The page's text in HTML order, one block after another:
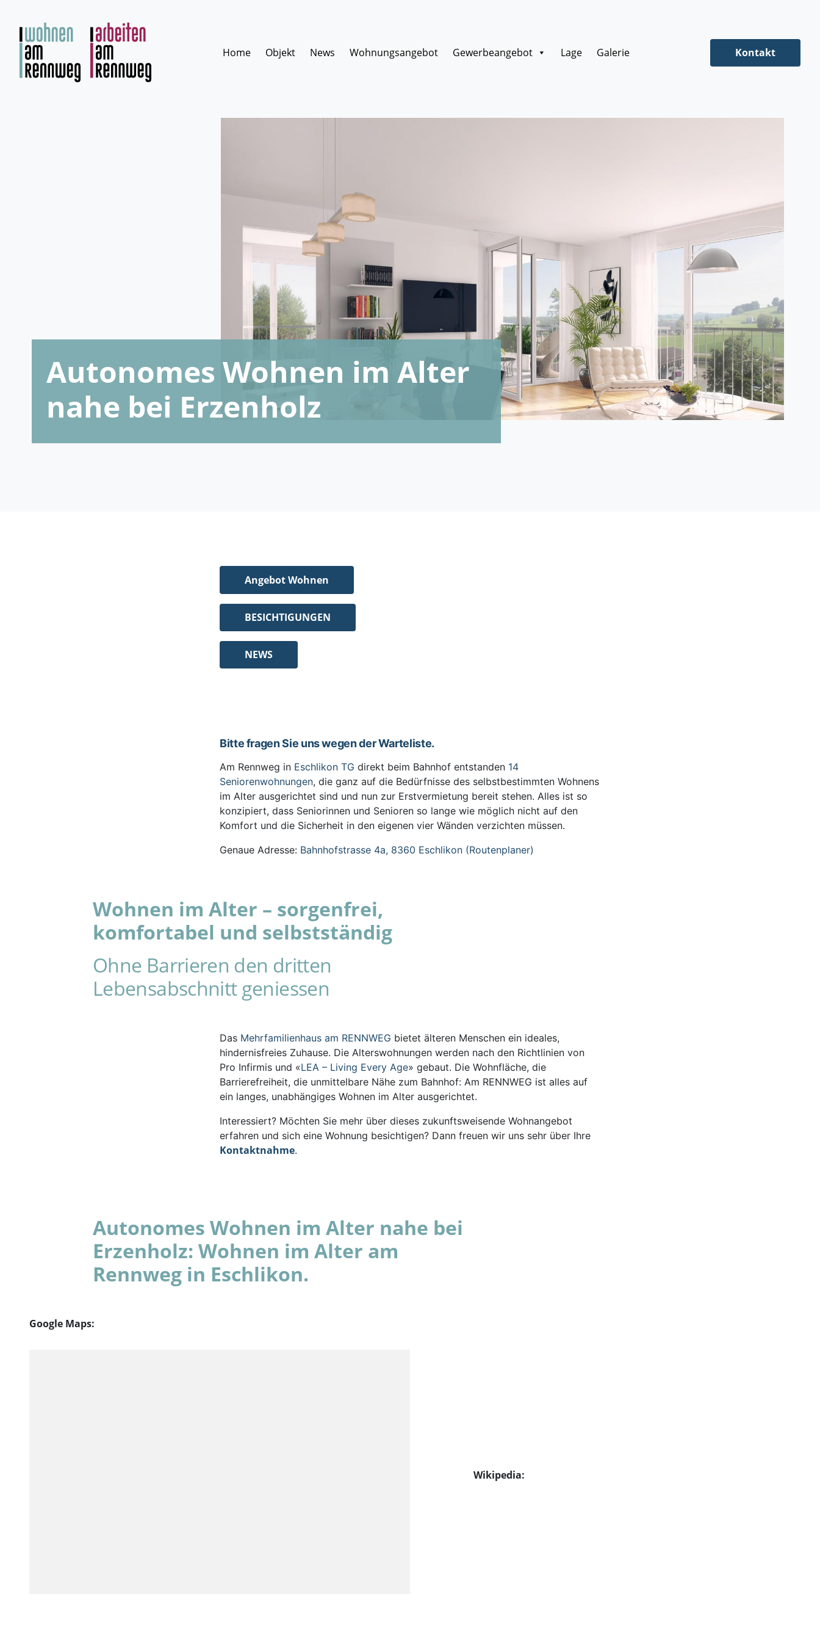
springen
Home
Objekt News Wohnungsangebot Gewerbeangebot Lage Galerie Kontakt
Autonomes Wohnen im Alter
nahe bei Erzenholz
Angebot Wohnen
BESICHTIGUNGEN
NEWS
Bitte fragen Sie uns wegen der Warteliste.
Am Rennweg in Eschlikon TG direkt beim Bahnhof entstanden 14
Seniorenwohnungen, die ganz auf die Bedürfnisse des selbstbestimmten Wohnens
im Alter ausgerichtet sind und nun zur Erstvermietung bereit stehen. Alles ist so
konzipiert, dass Seniorinnen und Senioren so lange wie möglich nicht auf den
Komfort und die Sicherheit in den eigenen vier Wänden verzichten müssen.
Genaue Adresse: Bahnhofstrasse 4a, 8360 Eschlikon (Routenplaner)
Wohnen im Alter – sorgenfrei,
komfortabel und selbstständig
Ohne Barrieren den dritten
Lebensabschnitt geniessen
Das Mehrfamilienhaus am RENNWEG bietet älteren Menschen ein ideales,
hindernisfreies Zuhause. Die Alterswohnungen werden nach den Richtlinien von
Pro Infirmis und «LEA – Living Every Age» gebaut. Die Wohnfläche, die
Barrierefreiheit, die unmittelbare Nähe zum Bahnhof: Am RENNWEG ist alles auf
ein langes, unabhängiges Wohnen im Alter ausgerichtet.
Interessiert? Möchten Sie mehr über dieses zukunftsweisende Wohnangebot
erfahren und sich eine Wohnung besichtigen? Dann freuen wir uns sehr über Ihre
Kontaktnahme.
Autonomes Wohnen im Alter nahe bei
Erzenholz: Wohnen im Alter am
Rennweg in Eschlikon.
Google Maps:
Wikipedia: